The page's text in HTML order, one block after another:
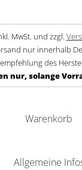
MwSt. und zzgl.
nur innerhalb
des
nur, solange
Warenkorb
Allgemeine